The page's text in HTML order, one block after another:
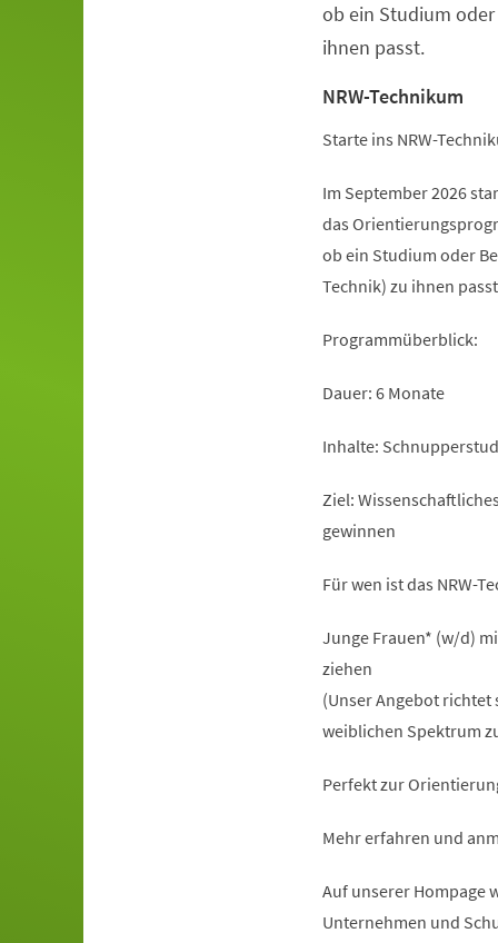
ob ein Studium
ihnen passt.
NRW-Technikum
Starte ins NRW-
Im September 2026
das
ob ein Studium oder
Technik) zu ihnen
Programmüberblick:
Dauer: 6 Monate
Inhalte:
Ziel:
gewinnen
Für wen ist das NRW-
Junge Frauen* (w/d)
ziehen
(Unser Angebot richtet
weiblichen Spektrum
Perfekt zur
Mehr erfahren und
Auf unserer Hompage
Unternehmen und